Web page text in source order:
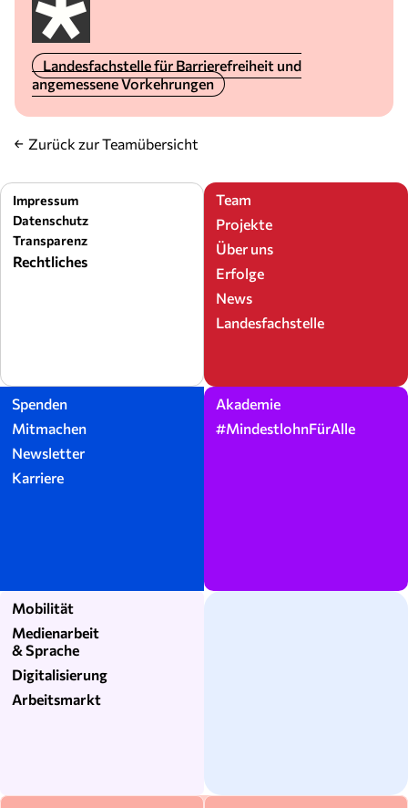
Landesfachstelle für Barrierefreiheit und
angemessene Vorkehrungen
Zurück zur Teamübersicht
Impressum
Datenschutz
Transparenz
Rechtliches
Team
Projekte
Über uns
Erfolge
News
Landesfachstelle
Spenden
Mitmachen
Newsletter
Karriere
Akademie
#MindestlohnFürAlle
Mobilität
Medienarbeit
& Sprache
Digitalisierung
Arbeitsmarkt